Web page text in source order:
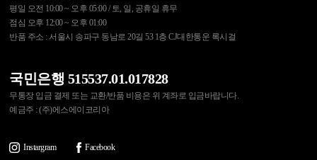
평일 오전 10:00 ~ 오후 05:00 / 토, 일, 공휴일 휴무
점심 오후 12:00 ~ 오후 01:00
반품 주소 : 서울시 송파구 동남로 20길 53 1층 CJ대한통운 록시걸
국민은행 515537.01.017828
무통장 입금 결제 또는 교환/반품 비용은 위 계좌로 입금바랍니다.
예금주 : (주)에스에이코리아
Instargram Facebook